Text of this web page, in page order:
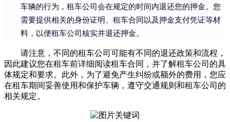
车辆的行为，租车公司会在规定的时间内退还您的押金。您
需要提供相关的身份证明、租车合同以及押金支付凭证等材
料，以便租车公司核实并退还押金。
请注意，不同的租车公司可能有不同的退还政策和流程，
因此建议您在租车前详细阅读租车合同，并了解租车公司的具
体规定和要求。此外，为了避免产生纠纷或额外的费用，您应
在租车期间妥善使用和保护车辆，遵守交通规则和租车公司的
相关规定。